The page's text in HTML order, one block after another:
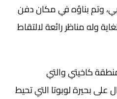
وتم بناؤه في مكان دفن
وله مناظر رائعة لالتقاط
كاخيتي والتي
بحيرة لوبوتا التي تحيط